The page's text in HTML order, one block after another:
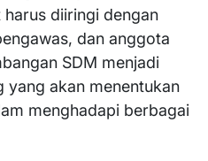
diiringi dengan
dan anggota
SDM menjadi
yang akan menentukan
menghadapi berbagai